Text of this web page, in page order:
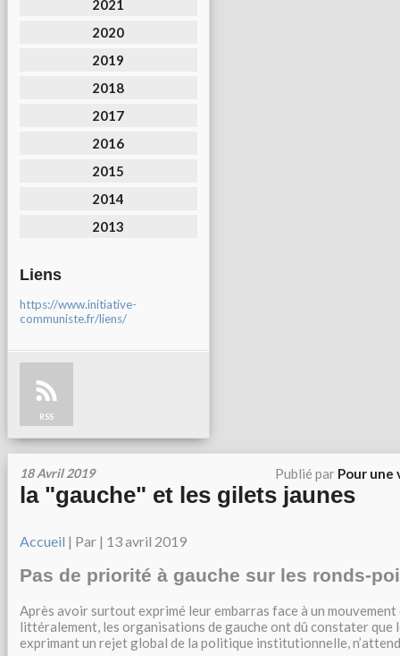
2021
2020
2019
2018
2017
2016
2015
2014
2013
Liens
https://www.initiative-
communiste.fr/liens/
RSS
18 Avril 2019 Publié par Pour une
la "gauche" et les gilets jaunes
Accueil | Par | 13 avril 2019
Pas de priorité à gauche sur les ronds-
Après avoir surtout exprimé leur embarras face à un mouvement
littéralement, les organisations de gauche ont dû constater que
exprimant un rejet global de la politique institutionnelle,